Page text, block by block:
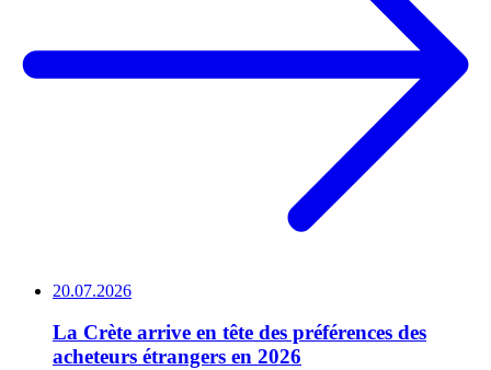
20.07.2026
La Crète arrive en tête des préférences des
acheteurs étrangers en 2026